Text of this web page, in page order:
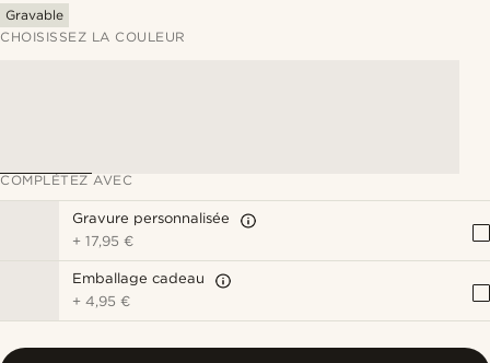
Gravable
CHOISISSEZ LA COULEUR
COMPLÉTEZ AVEC
Gravure personnalisée
+17,95 €
Emballage cadeau
+4,95 €